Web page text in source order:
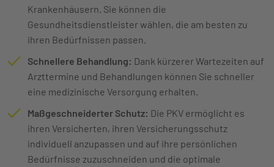
Krankenhäusern. Sie können die
Gesundheitsdienstleister wählen, die am besten zu
ihren Bedürfnissen passen.
Schnellere Behandlung: Dank kürzerer Wartezeiten auf
Arzttermine und Behandlungen können Sie schneller
eine medizinische Versorgung erhalten.
Maßgeschneiderter Schutz: Die PKV ermöglicht es
ihren Versicherten, ihren Versicherungsschutz
individuell anzupassen und auf ihre persönlichen
Bedürfnisse zuzuschneiden und die optimale